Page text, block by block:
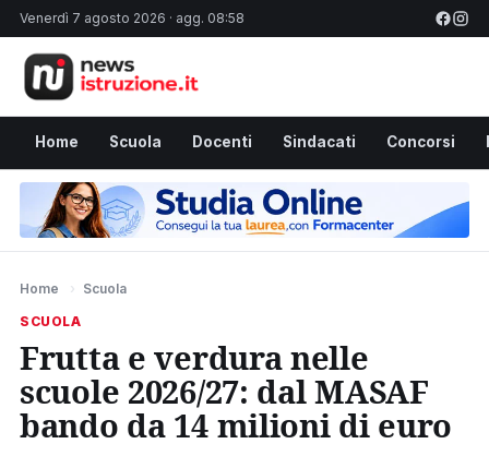
Venerdì 7 agosto 2026 · agg. 08:58
Home Scuola Docenti Sindacati Concorsi
Home › Scuola
SCUOLA
Frutta e verdura nelle
scuole 2026/27: dal MASAF
bando da 14 milioni di euro